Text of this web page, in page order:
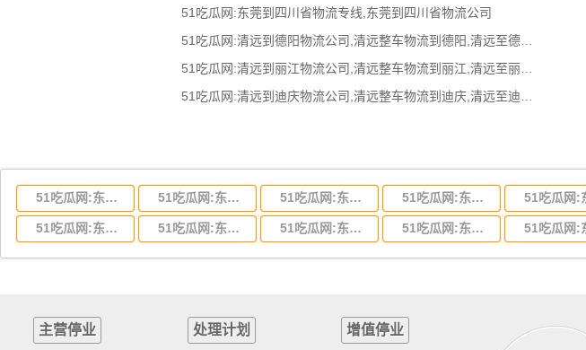
51吃瓜网:东莞到四川省物流专线,东莞到四川省物流公司
51吃瓜网:清远到德阳物流公司,清远整车物流到德阳,清远至德阳物流专线 - 天南
51吃瓜网:清远到丽江物流公司,清远整车物流到丽江,清远至丽江物流专线 - 天南
51吃瓜网:东莞到湖北省物流专线,东莞到湖北省物流公司 51吃瓜网:东莞到河南省物流专线,东莞到河南省物流公司 51吃瓜网:东莞到湖南省物流专线,东莞到湖南省物流公司 51吃瓜网:东莞到河北省物流专线,东莞到河北省物流公司
51吃瓜网:东莞到云南省物流运输,东莞到云南省物流公司 51吃瓜网:东莞到江西省物流专线,东莞到江西省物流公司 51吃瓜网:东莞到安徽省物流专线,东莞到安徽省物流公司 51吃瓜网:东莞到山东省物流专线,东莞到山东省物流公司
主营停业 处理计划 增值停业